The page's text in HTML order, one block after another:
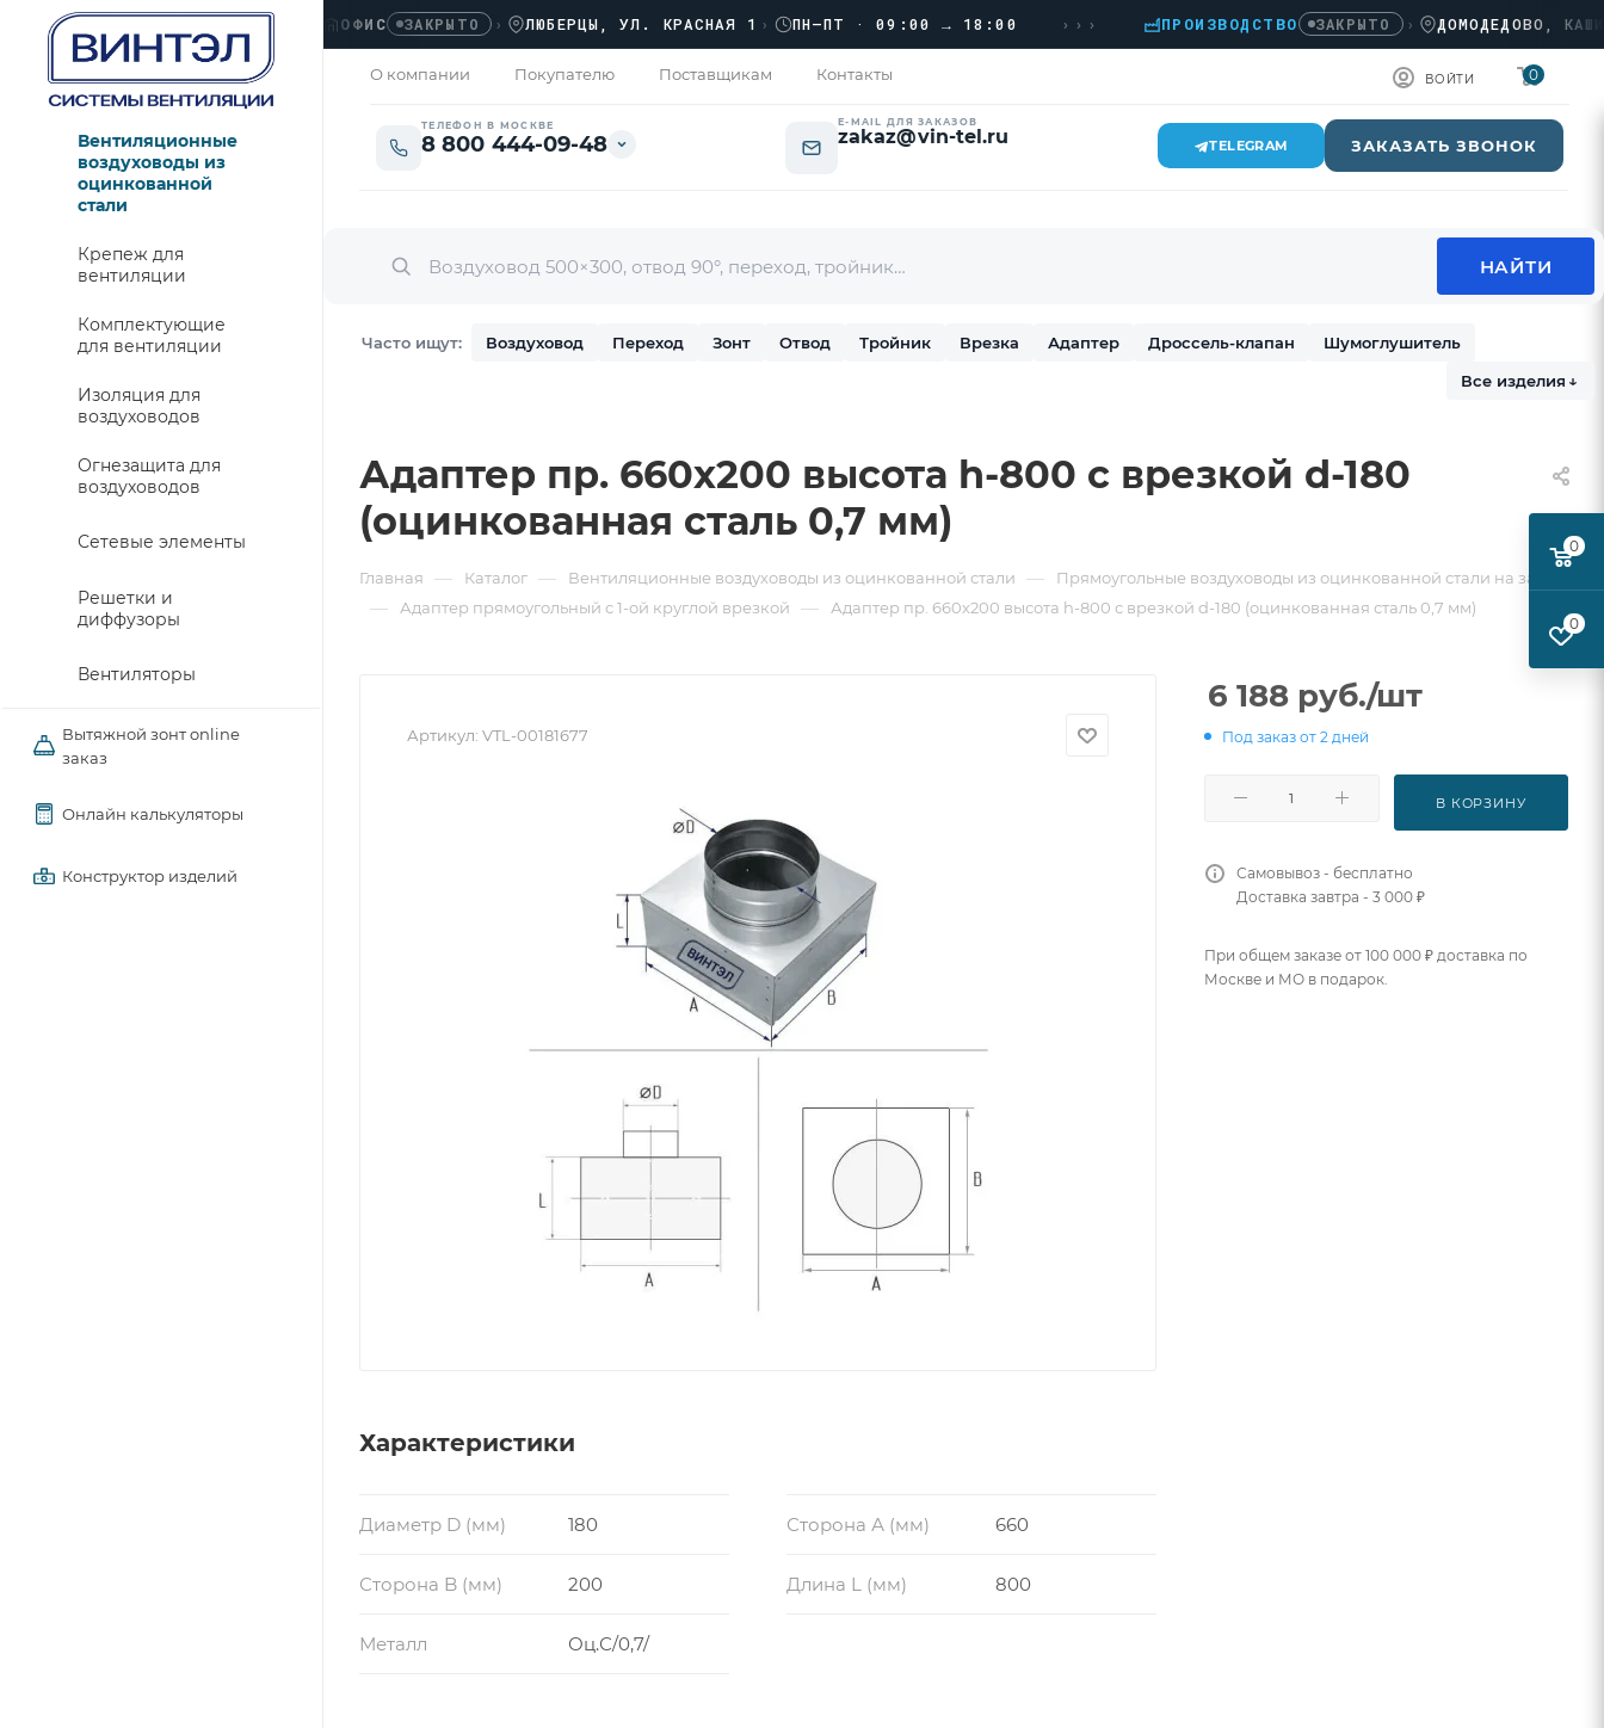
ОФИС ЗАКРЫТО › ЛЮБЕРЦЫ, УЛ. КРАСНАЯ 1› ПН–ПТ · 09:00 → 18:00 ››› ПРОИЗВОДСТВО ЗАКРЫТО › ДОМОДЕДОВО,
О компании Покупателю Поставщикам Контакты ВОЙТИ 0
ТЕЛЕФОН В МОСКВЕ
8 800 444-09-48
E-MAIL ДЛЯ ЗАКАЗОВ
zakaz@vin-tel.ru TELEGRAM ЗАКАЗАТЬ ЗВОНОК
Часто ищут: Воздуховод Переход Зонт Отвод Тройник Врезка Адаптер Дроссель-клапан
Шумоглушитель
Все изделия ↓
Вентиляционные
воздуховоды из
оцинкованной
стали
Крепеж для
вентиляции
Комплектующие
для вентиляции
Изоляция для
воздуховодов
Огнезащита для
воздуховодов
Сетевые элементы
Решетки и
диффузоры
Вентиляторы
Вытяжной зонт online
заказ
Онлайн калькуляторы
Конструктор изделий
Адаптер пр. 660х200 высота h-800 с врезкой d-180
(оцинкованная сталь 0,7 мм)
Главная — Каталог — Вентиляционные воздуховоды из оцинкованной стали — Прямоугольные воздуховоды из оцинкованной стали на заказ
— Адаптер прямоугольный с 1-ой круглой врезкой — Адаптер пр. 660х200 высота h-800 с врезкой d-180 (оцинкованная сталь 0,7 мм)
Артикул: VTL-00181677
Характеристики
Диаметр D (мм) 180 Сторона А (мм) 660
Сторона B (мм) 200 Длина L (мм) 800
Металл Оц.С/0,7/
6 188 руб./шт
Под заказ от 2 дней
В КОРЗИНУ
Самовывоз - бесплатно
Доставка завтра - 3 000 ₽
При общем заказе от 100 000 ₽ доставка по
Москве и МО в подарок.
0
0